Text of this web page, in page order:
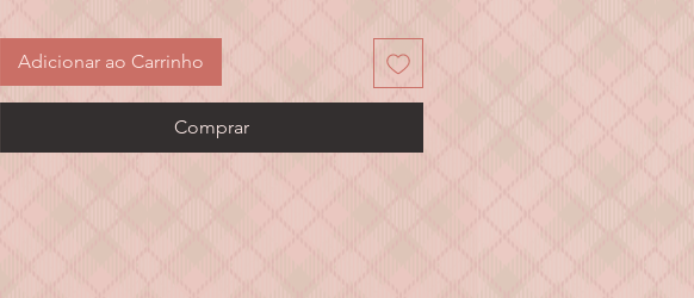
Adicionar ao Carrinho
Comprar